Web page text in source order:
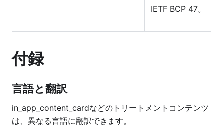
IETF BCP 47。
付録
言語と翻訳
in_app_content_cardなどのトリートメントコンテンツ
は、異なる言語に翻訳できます。